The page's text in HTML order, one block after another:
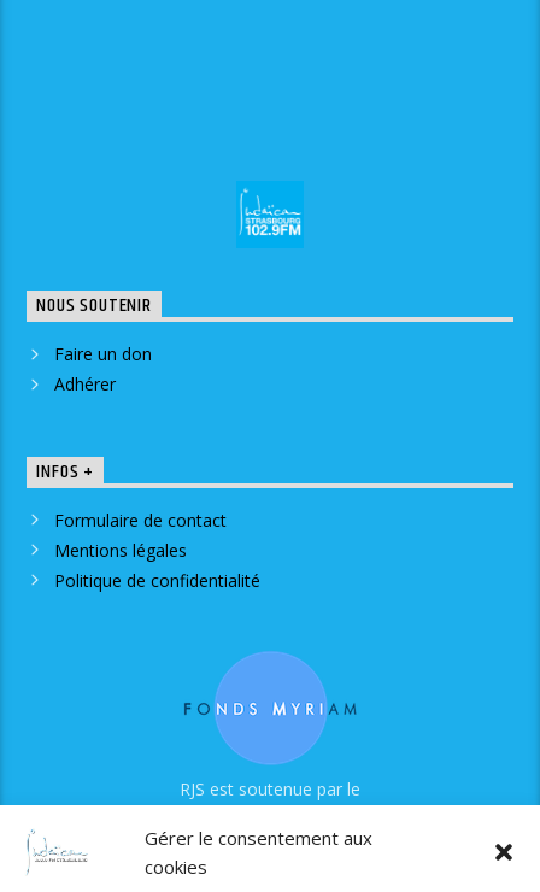
Gérer le consentement aux
cookies
NOUS SOUTENIR
Faire un don
Adhérer
INFOS +
Formulaire de contact
Mentions légales
Politique de confidentialité
RJS est soutenue par le